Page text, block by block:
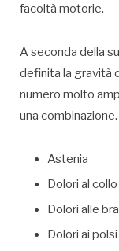
facoltà motorie.
A seconda della
definita la gravità
numero molto
una
Astenia
Dolori al collo
Dolori alle
Dolori ai polsi